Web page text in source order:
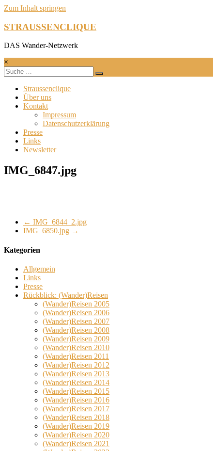
Zum Inhalt springen
STRAUSSENCLIQUE
DAS Wander-Netzwerk
×
Straussenclique
Über uns
Kontakt
Impressum
Datenschutzerklärung
Presse
Links
Newsletter
IMG_6847.jpg
← IMG_6844_2.jpg
IMG_6850.jpg →
Kategorien
Allgemein
Links
Presse
Rückblick: (Wander)Reisen
(Wander)Reisen 2005
(Wander)Reisen 2006
(Wander)Reisen 2007
(Wander)Reisen 2008
(Wander)Reisen 2009
(Wander)Reisen 2010
(Wander)Reisen 2011
(Wander)Reisen 2012
(Wander)Reisen 2013
(Wander)Reisen 2014
(Wander)Reisen 2015
(Wander)Reisen 2016
(Wander)Reisen 2017
(Wander)Reisen 2018
(Wander)Reisen 2019
(Wander)Reisen 2020
(Wander)Reisen 2021